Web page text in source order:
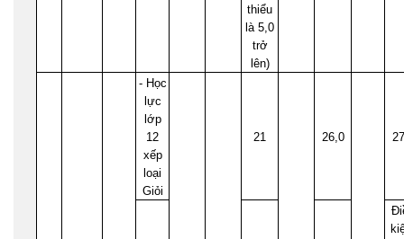
thiểu
là 5,0
trở
lên)
- Học
lực
lớp
12
xếp
loại
Giỏi
21 26,0